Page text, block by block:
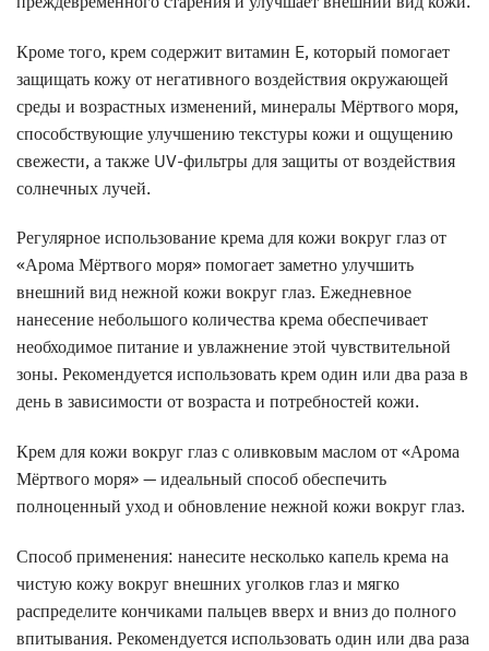
Кроме того, крем содержит витамин E, который помогает
защищать кожу от негативного воздействия окружающей
среды и возрастных изменений, минералы Мёртвого моря,
способствующие улучшению текстуры кожи и ощущению
свежести, а также UV-фильтры для защиты от воздействия
солнечных лучей.
Регулярное использование крема для кожи вокруг глаз от
«Арома Мёртвого моря» помогает заметно улучшить
внешний вид нежной кожи вокруг глаз. Ежедневное
нанесение небольшого количества крема обеспечивает
необходимое питание и увлажнение этой чувствительной
зоны. Рекомендуется использовать крем один или два раза в
день в зависимости от возраста и потребностей кожи.
Крем для кожи вокруг глаз с оливковым маслом от «Арома
Мёртвого моря» — идеальный способ обеспечить
полноценный уход и обновление нежной кожи вокруг глаз.
Способ применения: нанесите несколько капель крема на
чистую кожу вокруг внешних уголков глаз и мягко
распределите кончиками пальцев вверх и вниз до полного
впитывания. Рекомендуется использовать один или два раза